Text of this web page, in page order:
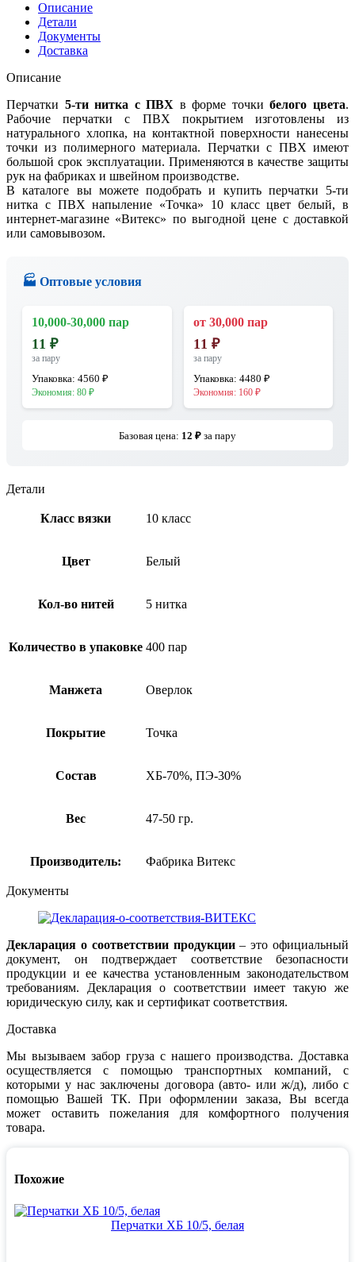
Описание
Детали
Документы
Доставка
Описание
Перчатки 5-ти нитка с ПВХ в форме точкибелого цвета.
Рабочие перчатки с ПВХ покрытием изготовлены из
натурального хлопка, на контактной поверхности нанесены
точки из полимерного материала. Перчатки с ПВХ имеют
большой срок эксплуатации. Применяются в качестве защиты
рук на фабриках и швейном производстве.
В каталоге вы можете подобрать и купить перчатки 5-ти
нитка с ПВХ напыление «Точка» 10 класс цвет белый, в
интернет-магазине «Витекс» по выгодной цене с доставкой
или самовывозом.
🏭 Оптовые условия
10,000-30,000 пар
11 ₽
за пару
Упаковка: 4560 ₽
Экономия: 80 ₽
от 30,000 пар
11 ₽
за пару
Упаковка: 4480 ₽
Экономия: 160 ₽
Базовая цена: 12 ₽ за пару
Детали
Класс вязки 10 класс
Цвет Белый
Кол-во нитей 5 нитка
Количество в упаковке 400 пар
Манжета Оверлок
Покрытие Точка
Состав ХБ-70%, ПЭ-30%
Вес 47-50 гр.
Производитель: Фабрика Витекс
Документы
Декларация о соответствии продукции– это официальный
документ, он подтверждает соответствие безопасности
продукции и ее качества установленным законодательством
требованиям. Декларация о соответствии имеет такую же
юридическую силу, как и сертификат соответствия.
Доставка
Мы вызываем забор груза с нашего производства. Доставка
осуществляется с помощью транспортных компаний, с
которыми у нас заключены договора (авто- или ж/д), либо с
помощью Вашей ТК. При оформлении заказа, Вы всегда
может оставить пожелания для комфортного получения
товара.
Похожие
Перчатки ХБ 10/5, белая